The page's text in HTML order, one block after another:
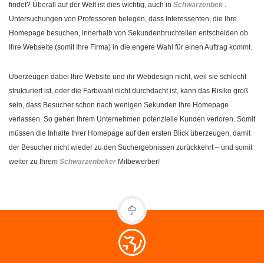
findet? Überall auf der Welt ist dies wichtig, auch in Schwarzenbek .
Untersuchungen von Professoren belegen, dass Interessenten, die Ihre
Homepage besuchen, innerhalb von Sekundenbruchteilen entscheiden ob
Ihre Webseite (somit Ihre Firma) in die engere Wahl für einen Auftrag kommt.
Überzeugen dabei Ihre Website und ihr Webdesign nicht, weil sie schlecht
strukturiert ist, oder die Farbwahl nicht durchdacht ist, kann das Risiko groß
sein, dass Besucher schon nach wenigen Sekunden Ihre Homepage
verlassen. So gehen Ihrem Unternehmen potenzielle Kunden verloren. Somit
müssen die Inhalte Ihrer Homepage auf den ersten Blick überzeugen, damit
der Besucher nicht wieder zu den Suchergebnissen zurückkehrt – und somit
weiter zu Ihrem Schwarzenbeker Mitbewerber!